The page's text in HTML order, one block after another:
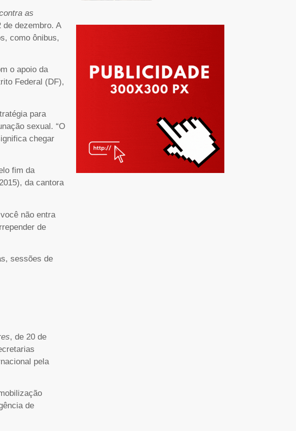
as
dezembro. A
como ônibus,
o apoio da
Federal (DF),
para
sexual. “O
chegar
fim da
da cantora
não entra
de
sessões de
, de 20 de
pela
de